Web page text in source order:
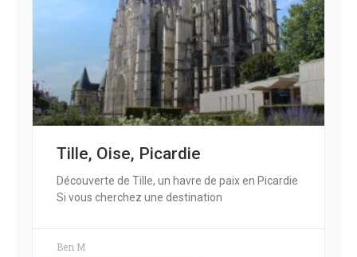
Tille, Oise, Picardie
Découverte de Tille, un havre de paix en Picardie
Si vous cherchez une destination
Ben M